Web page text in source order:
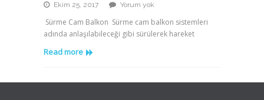
Ekim 25, 2017 Yorum yok
Sürme Cam Balkon Sürme cam balkon sistemleri
adında anlaşılabileceği gibi sürülerek hareket
Read more